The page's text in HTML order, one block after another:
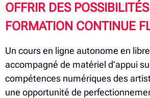
OFFRIR DES
FORMATION CONTINUE
Un cours en ligne autonome en
accompagné de matériel d’appui
compétences numériques des
une opportunité de